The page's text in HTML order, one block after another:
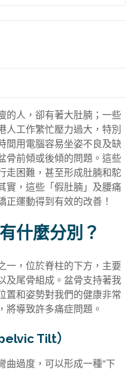
的人，卻有著大肚腩；一些
人工作繁忙壓力過大，特別
間用電腦容易坐姿不良及缺
骨前傾或後傾的問題。這些
走困難，甚至形成肚腩和駝
實，這些「假肚腩」及腰痛
正運動得到有效的改善！
什麼分別？
一，位於脊柱的下方，主要
及尾骨組成。盆骨支持著我
置和姿勢對我們的健康非常
將導致許多痛症問題。
Tilt）
曲過度，可以形成一種"下